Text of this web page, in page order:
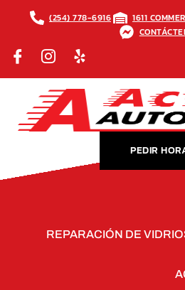
(254) 778-6916
1611
REPARACIÓN DE
PEDIR